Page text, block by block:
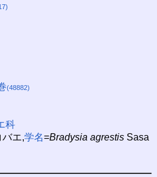
(48882)
科
エ,学名=Bradysia agrestisSasa